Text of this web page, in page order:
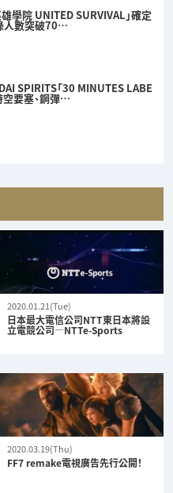
學院 UNITED SURVIVAL」確定
人數突破70…
SPIRITS「30 MINUTES LABE
空要塞、鋼彈…
2020.01.21(Tue)
日本最大電信公司NTT東日本將設
立電競公司—NTTe-Sports
2020.03.19(Thu)
FF7 remake電視廣告先行公開！